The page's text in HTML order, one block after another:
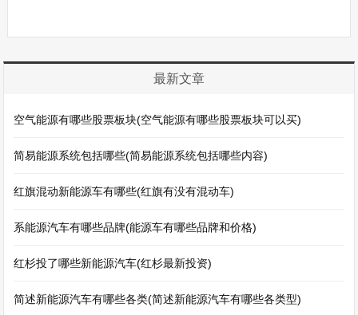
最新文章
空气能源有哪些股票板块(空气能源有哪些股票板块可以买)
简易能源系统包括哪些(简易能源系统包括哪些内容)
红旗混动新能源车有哪些(红旗有没有混动车)
系能源汽车有哪些品牌(能源车有哪些品牌和价格)
红杉投了哪些新能源汽车(红杉最新投资)
简述新能源汽车有哪些各类(简述新能源汽车有哪些各类型)